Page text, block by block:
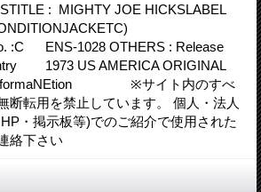
: MIGHTY JOE HICKSLABEL
:C ENS-1028 OTHERS : Release
1973 US AMERICA ORIGINAL
※サイト内のすべ
断転用を禁止しています。 個人・法人
・掲示板等)でのご紹介で使用された
連絡下さい